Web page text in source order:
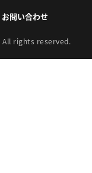
お問い合わせ
All rights reserved.